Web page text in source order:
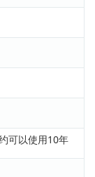
可以使用10年